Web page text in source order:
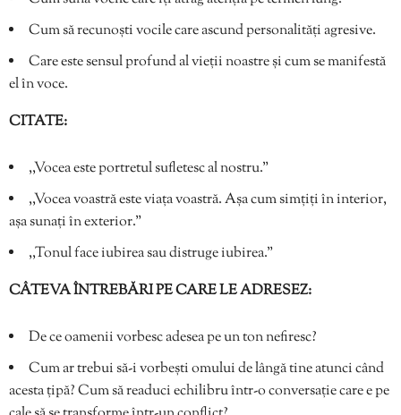
Cum să recunoști vocile care ascund personalități agresive.
Care este sensul profund al vieții noastre și cum se manifestă
el în voce.
CITATE:
,,Vocea este portretul sufletesc al nostru.”
,,Vocea voastră este viața voastră. Așa cum simțiți în interior,
așa sunați în exterior.”
,,Tonul face iubirea sau distruge iubirea.”
CÂTEVA ÎNTREBĂRI PE CARE LE ADRESEZ:
De ce oamenii vorbesc adesea pe un ton nefiresc?
Cum ar trebui să-i vorbești omului de lângă tine atunci când
acesta țipă? Cum să readuci echilibru într-o conversație care e pe